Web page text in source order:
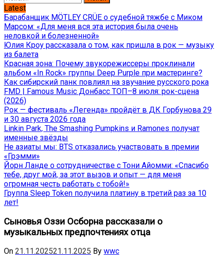
Latest
Барабанщик MÖTLEY CRÜE о судебной тяжбе с Миком
Марсом: «Для меня вся эта история была очень
неловкой и болезненной»
Юлия Кроу рассказала о том, как пришла в рок — музыку
из балета
Красная зона: Почему звукорежиссеры проклинали
альбом «In Rock» группы Deep Purple при мастеринге?
Как сибирский панк повлиял на звучание русского рока
FMD | Famous Music Донбасс ТОП–8 июля: рок-сцена
(2026)
Рок — фестиваль «Легенда» пройдёт в ДК Горбунова 29
и 30 августа 2026 года
Linkin Park, The Smashing Pumpkins и Ramones получат
именные звёзды
Не азиаты мы: BTS отказались участвовать в премии
«Грэмми»
Йорн Ланде о сотрудничестве с Тони Айомми: «Спасибо
тебе, друг мой, за этот вызов и опыт — для меня
огромная честь работать с тобой!»
Группа Sleep Token получила платину в третий раз за 10
лет!
Сыновья Оззи Осборна рассказали о
музыкальных предпочтениях отца
On 21.11.202521.11.2025 By wwc